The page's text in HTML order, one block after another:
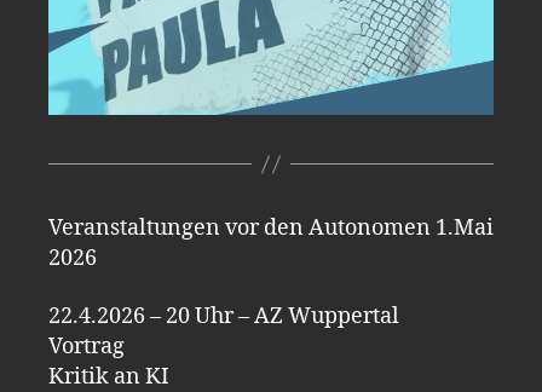
Veranstaltungen vor den Autonomen 1.Mai
2026
22.4.2026 – 20 Uhr – AZ Wuppertal
Vortrag
Kritik an KI